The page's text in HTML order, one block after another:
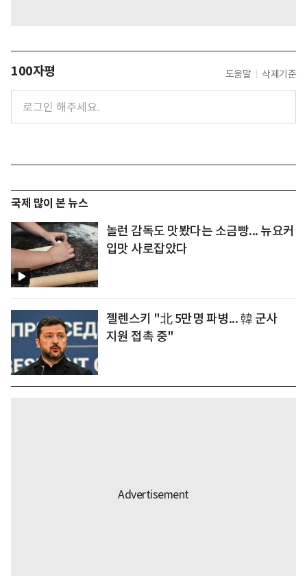
100자평 도움말 삭제기준
국제 많이 본 뉴스
놀런 감독도 맛봤다는 소금빵... 뉴요커
입맛 사로잡았다
젤렌스키 "北 5만명 파병... 韓 군사
지원 접촉 중"